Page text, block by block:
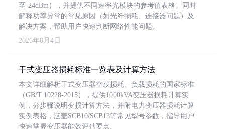
至-24dBm），并提供不同速率光模块的参考值表格。同时
解释功率异常的常见原因（如光纤损耗、连接器问题）及
解决方案，帮助用户快速判断网络性能问题。
2026年8月4日
干式变压器损耗标准一览表及计算方法
本文详细解析干式变压器空载损耗、负载损耗的国家标准
（GB/T 10228-2015），提供1000kVA变压器损耗计算实
例，分步骤说明变损计算方法，并附电力变压器损耗计算
实例表格，涵盖SCB10/SCB13等常见型号参数，指导用户
快速掌握变压器能效评估要点。